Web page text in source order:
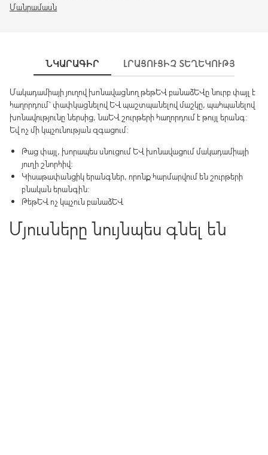
Մանրամասն
ՆԿԱՐԱԳԻՐ ԼՐԱՑՈՒՑԻՉ
Մակադամիայի յուղով խոնավացնող թեթև բանաձևը նուրբ փայլ է
հաղորդում՝ փափկացնելով և պաշտպանելով մաշկը, պահպանելով
խոնավությունը ներսից, նաև շուրթերի հաղորդում է թույլ երանգ:
Եվ ոչ մի կպչունության զգացում:
Թաց փայլ, խորապես սնուցում և խոնավացում մակադամիայի
յուղի շնորհիվ:
Կիսաթափանցիկ երանգներ, որոնք հարմարվում են շուրթերի
բնական երանգին:
Թեթև ոչ կպչուն բանաձև
Մյուսները նույնպես գնել են